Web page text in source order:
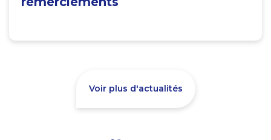
Voir plus d'actualités